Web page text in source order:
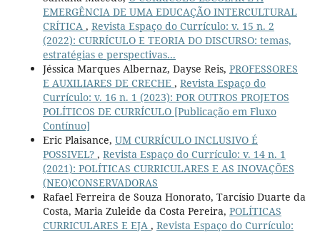
EMERGÊNCIA DE UMA EDUCAÇÃO INTERCULTURAL
CRÍTICA , Revista Espaço do Currículo: v. 15 n. 2
(2022): CURRÍCULO E TEORIA DO DISCURSO: temas,
estratégias e perspectivas...
Jéssica Marques Albernaz, Dayse Reis, PROFESSORES
E AUXILIARES DE CRECHE , Revista Espaço do
Currículo: v. 16 n. 1 (2023): POR OUTROS PROJETOS
POLÍTICOS DE CURRÍCULO [Publicação em Fluxo
Contínuo]
Eric Plaisance, UM CURRÍCULO INCLUSIVO É
POSSIVEL? , Revista Espaço do Currículo: v. 14 n. 1
(2021): POLÍTICAS CURRICULARES E AS INOVAÇÕES
(NEO)CONSERVADORAS
Rafael Ferreira de Souza Honorato, Tarcísio Duarte da
Costa, Maria Zuleide da Costa Pereira, POLÍTICAS
CURRICULARES E EJA , Revista Espaço do Currículo: